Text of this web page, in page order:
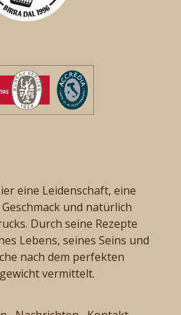
eine Leidenschaft, eine
und natürlich
Durch seine Rezepte
Lebens, seines Seins und
nach dem perfekten
vermittelt.